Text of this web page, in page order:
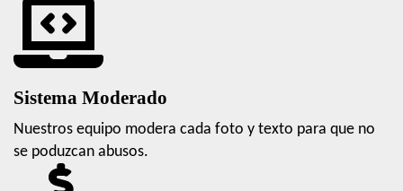
Sistema Moderado
Nuestros equipo modera cada foto y texto para que no
se poduzcan abusos.